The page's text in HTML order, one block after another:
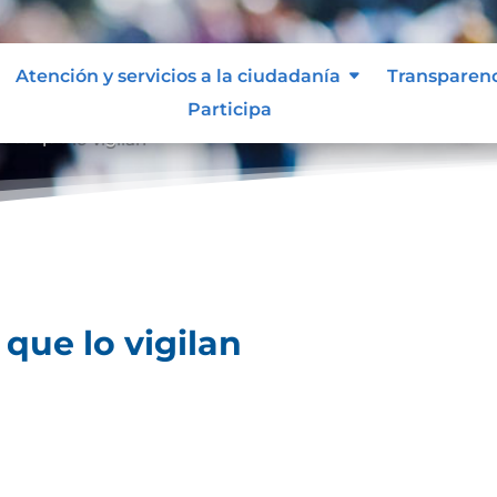
Atención y servicios a la ciudadanía
Participa
que lo vigilan
lo vigilan